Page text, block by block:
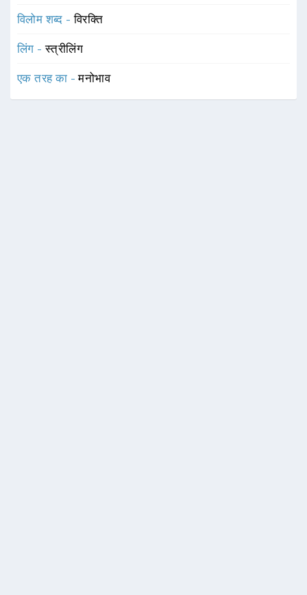
विलोम शब्द -विरक्ति
लिंग -स्त्रीलिंग
एक तरह का -मनोभाव